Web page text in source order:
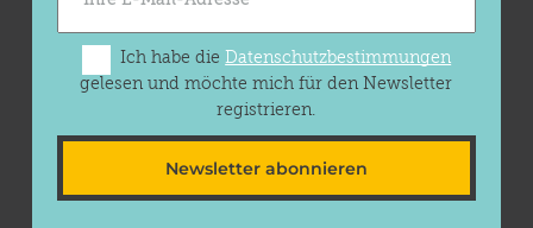
Ich habe dieDatenschutzbestimmungen
gelesen und möchte mich für den Newsletter
registrieren.
Newsletter abonnieren